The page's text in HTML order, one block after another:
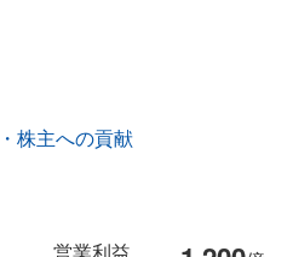
株主への貢献